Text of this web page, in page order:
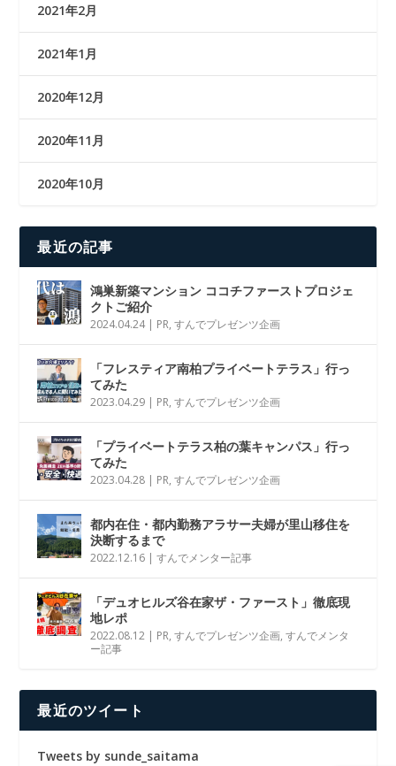
2021年2月
2021年1月
2020年12月
2020年11月
2020年10月
最近の記事
鴻巣新築マンション ココチファーストプロジェ
クトご紹介
2024.04.24| PR,すんでプレゼンツ企画
「フレスティア南柏プライベートテラス」行っ
てみた
2023.04.29 | PR,すんでプレゼンツ企画
「プライベートテラス柏の葉キャンパス」行っ
てみた
2023.04.28 | PR,すんでプレゼンツ企画
都内在住・都内勤務アラサー夫婦が里山移住を
決断するまで
2022.12.16 |すんでメンター記事
「デュオヒルズ谷在家ザ・ファースト」徹底現
地レポ
2022.08.12 | PR,すんでプレゼンツ企画,すんでメンタ
ー記事
最近のツイート
Tweets by sunde_saitama